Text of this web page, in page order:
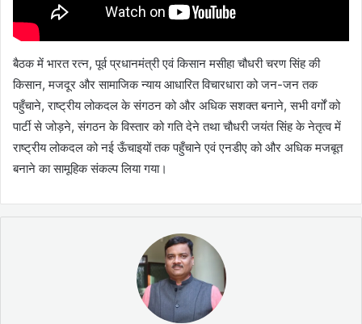
बैठक में भारत रत्न, पूर्व प्रधानमंत्री एवं किसान मसीहा चौधरी चरण सिंह की
किसान, मजदूर और सामाजिक न्याय आधारित विचारधारा को जन-जन तक
पहुँचाने, राष्ट्रीय लोकदल के संगठन को और अधिक सशक्त बनाने, सभी वर्गों को
पार्टी से जोड़ने, संगठन के विस्तार को गति देने तथा चौधरी जयंत सिंह के नेतृत्व में
राष्ट्रीय लोकदल को नई ऊँचाइयों तक पहुँचाने एवं एनडीए को और अधिक मजबूत
बनाने का सामूहिक संकल्प लिया गया।